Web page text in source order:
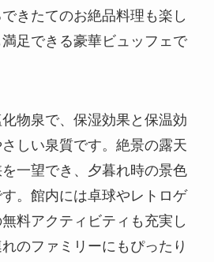
きたてのお絶品料理も楽し
足できる豪華ビュッフェで
物泉で、保湿効果と保温効
しい泉質です。絶景の露天
一望でき、夕暮れ時の景色
。館内には卓球やレトロゲ
料アクティビティも充実し
のファミリーにもぴったり